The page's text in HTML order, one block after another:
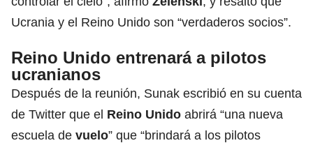
Ucrania y el Reino Unido son “verdaderos socios”.
Reino Unido entrenará a pilotos
ucranianos
Después de la reunión, Sunak escribió en su cuenta
de Twitter que el Reino Unido abrirá “una nueva
escuela de vuelo” que “brindará a los pilotos